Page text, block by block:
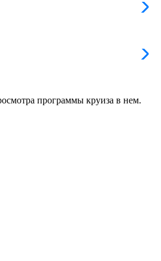
программы круиза в нем.